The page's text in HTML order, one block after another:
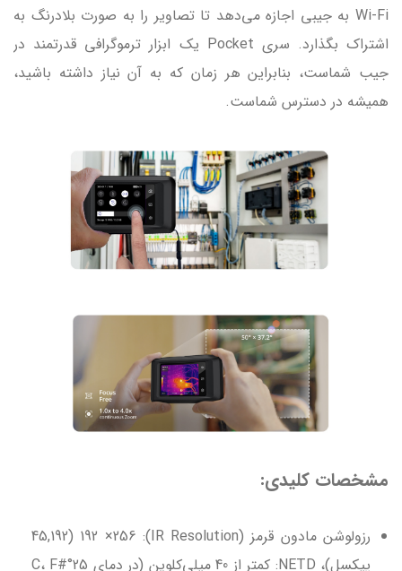
Wi-Fi به جیبی اجازه می‌دهد تا تصاویر را به صورت بلادرنگ به
اشتراک بگذارد. سری Pocket یک ابزار ترموگرافی قدرتمند در
جیب شماست، بنابراین هر زمان که به آن نیاز داشته باشید،
همیشه در دسترس شماست.
مشخصات کلیدی:
رزولوشن مادون قرمز (IR Resolution): 192 ×256 (45,192
پیکسل)، NETD: کمتر از 40 میلی‌کلوین (در دمای 25°C، F#